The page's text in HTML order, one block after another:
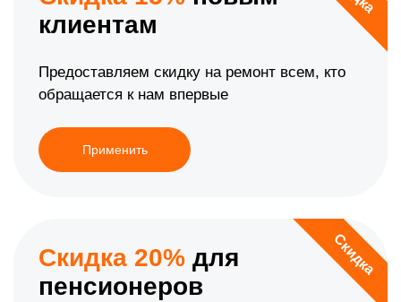
клиентам
Предоставляем скидку на ремонт всем, кто
обращается к нам впервые
Применить
Скидка
Скидка 20% для
пенсионеров